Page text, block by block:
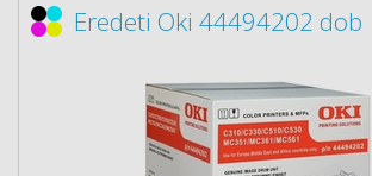
Eredeti Oki 44494202 dob